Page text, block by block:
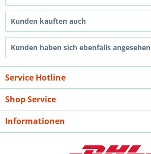
Kunden kauften auch
Kunden haben sich ebenfalls angesehen
Service Hotline
Shop Service
Informationen